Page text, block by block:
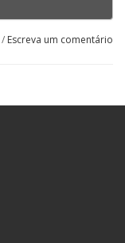
/ Escreva um comentário